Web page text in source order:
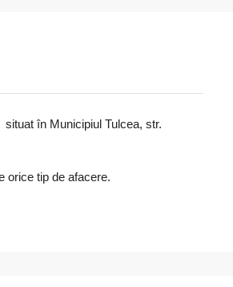
în Municipiul Tulcea, str.
orice tip de afacere.